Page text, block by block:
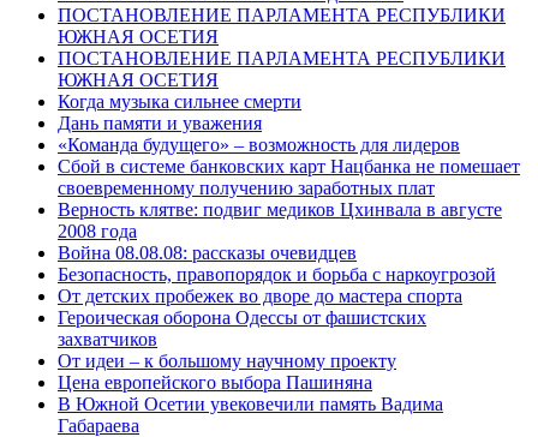
ПОСТАНОВЛЕНИЕ ПАРЛАМЕНТА РЕСПУБЛИКИ
ЮЖНАЯ ОСЕТИЯ
ПОСТАНОВЛЕНИЕ ПАРЛАМЕНТА РЕСПУБЛИКИ
ЮЖНАЯ ОСЕТИЯ
Когда музыка сильнее смерти
Дань памяти и уважения
«Команда будущего» – возможность для лидеров
Сбой в системе банковских карт Нацбанка не помешает
своевременному получению заработных плат
Верность клятве: подвиг медиков Цхинвала в августе
2008 года
Война 08.08.08: рассказы очевидцев
Безопасность, правопорядок и борьба с наркоугрозой
От детских пробежек во дворе до мастера спорта
Героическая оборона Одессы от фашистских
захватчиков
От идеи – к большому научному проекту
Цена европейского выбора Пашиняна
В Южной Осетии увековечили память Вадима
Габараева